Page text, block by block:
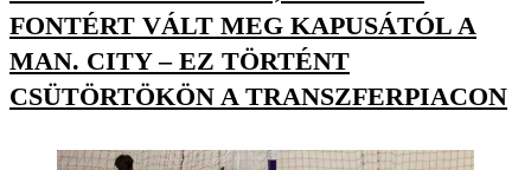
FONTÉRT VÁLT MEG KAPUSÁTÓL A
MAN. CITY – EZ TÖRTÉNT
CSÜTÖRTÖKÖN A TRANSZFERPIACON